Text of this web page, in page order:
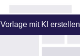
Vorlage mit KI erstellen